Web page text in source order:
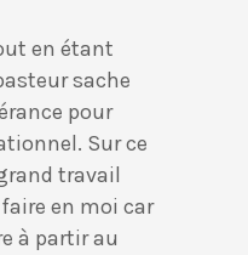
en étant
sache
pour
Sur ce
travail
en moi car
à partir au